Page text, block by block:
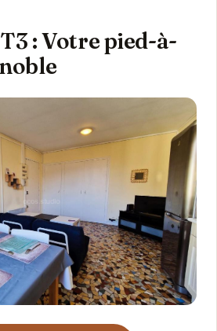
: Votre pied-à-